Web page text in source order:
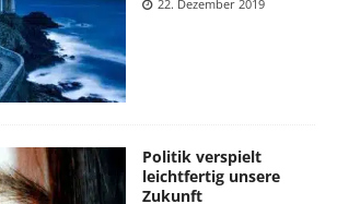
22. Dezember 2019
Politik verspielt
leichtfertig unsere
Zukunft